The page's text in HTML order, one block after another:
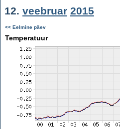
12. veebruar 2015
<< Eelmine päev
Temperatuur